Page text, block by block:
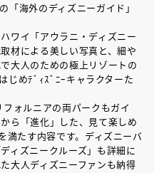
海外のディズニーガイド」
ワイ「アウラニ・ディズニー
材による美しい写真と、細や
大人のための極上リゾートの
じめﾃﾞｨｽﾞﾆｰキャラクターた
ォルニアの両パークもガイ
ら「進化」した、見て楽しめ
満たす内容です。ディズニーバ
ィズニークルーズ」も詳細に
大人ディズニーファンも納得